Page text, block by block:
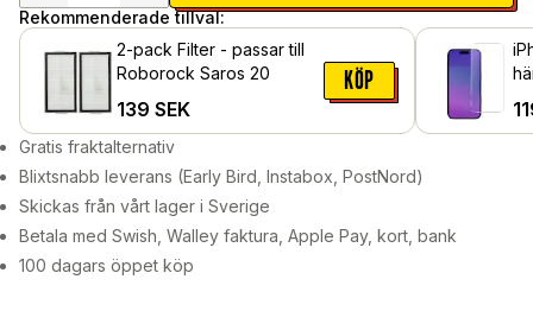
Rekommenderade tillval:
2-pack Filter - passar till
Roborock Saros 20
139 SEK
KÖP
Gratis fraktalternativ
Blixtsnabb leverans (Early Bird, Instabox, PostNord)
Skickas från vårt lager i Sverige
Betala med Swish, Walley faktura, Apple Pay, kort, bank
100 dagars öppet köp